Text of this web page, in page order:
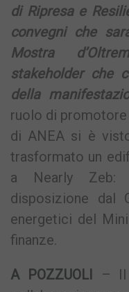
di Ripresa e
convegni che
Mostra
stakeholder che
della
ruolo di
di ANEA si è
trasformato un
a Nearly Zeb:
disposizione dal
energetici del
finanze.
A POZZUOLI
– Il